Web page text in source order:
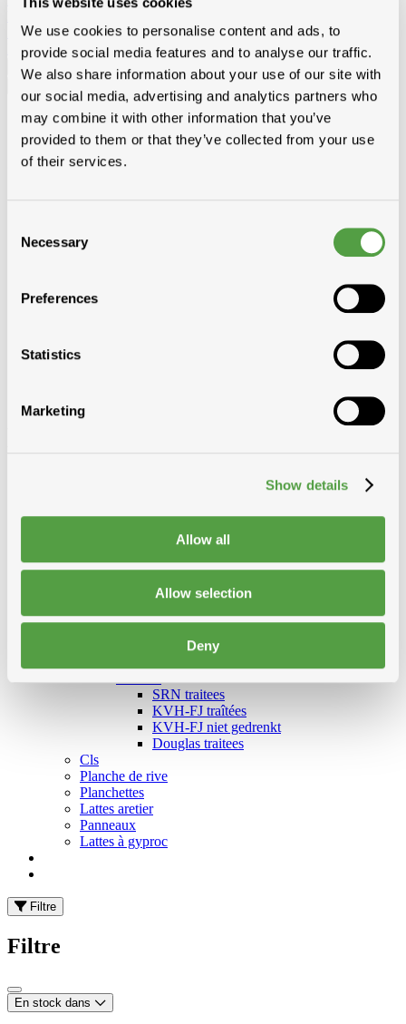
We use cookies to personalise content and ads, to
provide social media features and to analyse our traffic.
We also share information about your use of our site with
our social media, advertising and analytics partners who
may combine it with other information that you’ve
provided to them or that they’ve collected from your use
of their services.
Selection
Necessary
Preferences
Statistics
Marketing
Show details
Allow all
Allow selection
Deny
Solid John spouwplaat
Lattes à gyproc
Français
Nederlands
Montre toutes les catégories
Afficher Madrier
KVH-FJ niet gedrenkt
Home
Baddens, madrier
Catégories
Voliges
SRN traitees
KVH-FJ traîtées
KVH-FJ niet gedrenkt
Douglas traitees
Cls
Planche de rive
Planchettes
Lattes aretier
Panneaux
Lattes à gyproc
Filtre
Filtre
En stock dans